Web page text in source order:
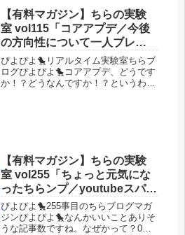
【有料マガジン】ちらの実験
室 vol115「コアアプデ／今後
の方向性について一人ブレス
ト」
ぴよぴよ🐤リアルタイム実験室ちらブ
ログぴよぴよ🐤コアアプデ、どうです
か！？どうなんですか！？というわけ
【有料マガジン】ちらの実験
室 vol255「ちょっと元気にな
ったちらンプ／youtubeスパム
と子育てオワコン／人員増加
計画始まる」
ぴよぴよ🐤255事目のちらブログマガ
ジンぴよぴよ🐤なんかいいことありそ
うな記事数ですね。なぜかって？0か